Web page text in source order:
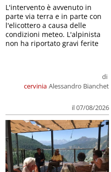
cervinia
di
Alessandro Bianchet
il 07/08/2026
L'intervento è avvenuto in
parte via terra e in parte con
l'elicottero a causa delle
condizioni meteo. L'alpinista
non ha riportato gravi ferite